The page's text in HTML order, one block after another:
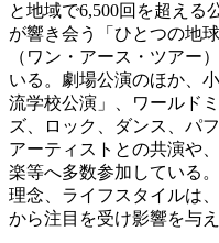
と地域で6,500回を超える
が響き会う「ひとつの地
（ワン・アース・ツアー
いる。劇場公演のほか、
流学校公演」、ワールド
ズ、ロック、ダンス、パ
アーティストとの共演や
楽等へ多数参加している
理念、ライフスタイルは
から注目を受け影響を与え